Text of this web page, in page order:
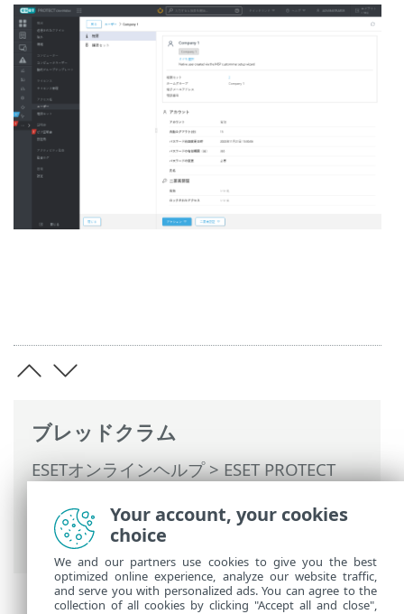
ブレッドクラム
ESETオンラインヘルプ>ESET PROTECT
マネージドサービスプロバイダー向け
ESET PROTECT On-Prem
Your account, your cookies
choice
We and our partners use cookies to give you the best
optimized online experience, analyze our website traffic,
and serve you with personalized ads. You can agree to the
collection of all cookies by clicking "Accept all and close",